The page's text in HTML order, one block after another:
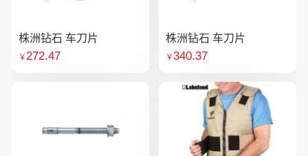
株洲钻石 车刀片
￥272.47
株洲钻石 车刀片
￥340.37